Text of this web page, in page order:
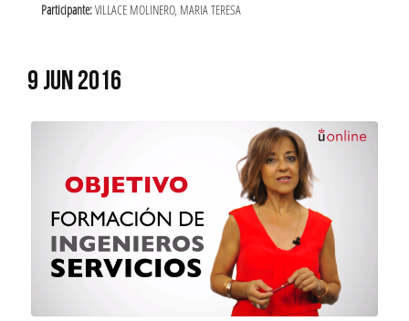
Participante:VILLACE MOLINERO, MARIA TERESA
9 JUN 2016